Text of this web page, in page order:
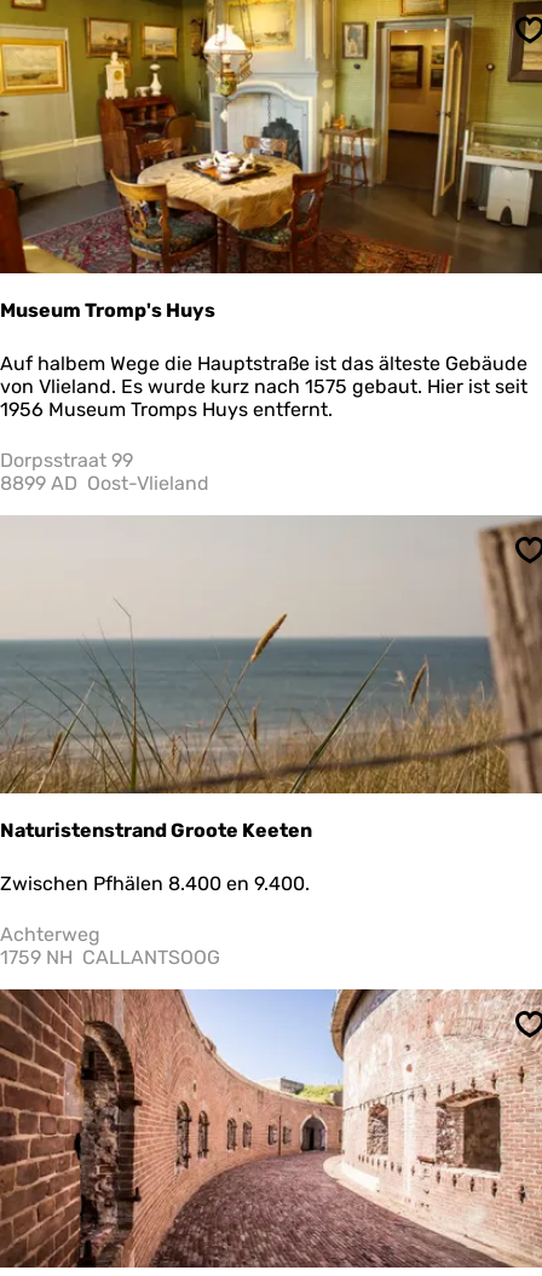
e
o
V
l
i
l
a
Museum Tromp's Huys
M
u
s
u
m
r
s
u
s
Auf halbem Wege die Hauptstraße ist das älteste Gebäude
von Vlieland. Es wurde kurz nach 1575 gebaut. Hier ist seit
1956 Museum Tromps Huys entfernt.
Dorpsstraat 99
8899 AD Oost-Vlieland
Naturistenstrand Groote Keeten
N
t
u
i
s
t
e
n
s
t
r
a
n
d
G
Zwischen Pfhälen 8.400 en 9.400.
Achterweg
1759 NH CALLANTSOOG